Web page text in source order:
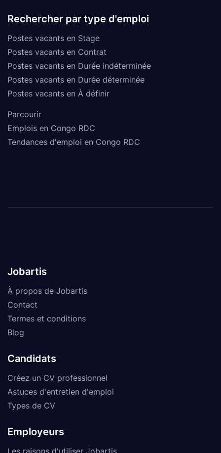
Rechercher par type d'emploi
Postes vacants en Stage
Postes vacants en Contrat
Postes vacants en Durée indéterminée
Postes vacants en Durée déterminée
Postes vacants en À définir
Parcourir
Emplois en Congo RDC
Tendances d'emploi en Congo RDC
Jobartis
À propos de Jobartis
Contact
Termes et conditions
Blog
Candidats
Créez un CV professionnel
Astuces d'entretien d'emploi
Types de CV
Employeurs
Les raisons d'utiliser Jobartis